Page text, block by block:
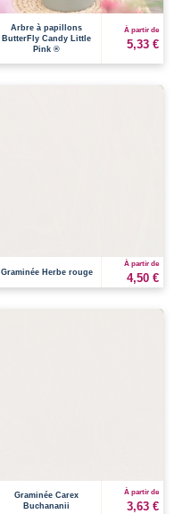
Arbre à papillons
ButterFly Candy Little
Pink ®
À partir de
5,33 €
Graminée Herbe rouge
À partir de
4,50 €
Graminée Carex
Buchananii
À partir de
3,63 €